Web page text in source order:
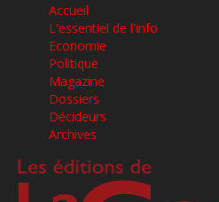
Accueil
L'essentiel de l'info
Economie
Politique
Magazine
Dossiers
Décideurs
Archives